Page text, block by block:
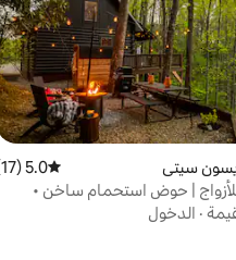
سيتي متوسط التقييم 5.0
5.0 (17)
| حوض استحمام ساخن •
مياه باردة
· الدخول